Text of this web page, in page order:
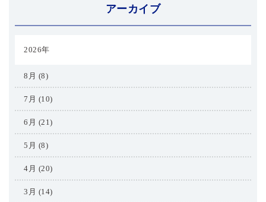
アーカイブ
2026年
8月 (8)
7月 (10)
6月 (21)
5月 (8)
4月 (20)
3月 (14)